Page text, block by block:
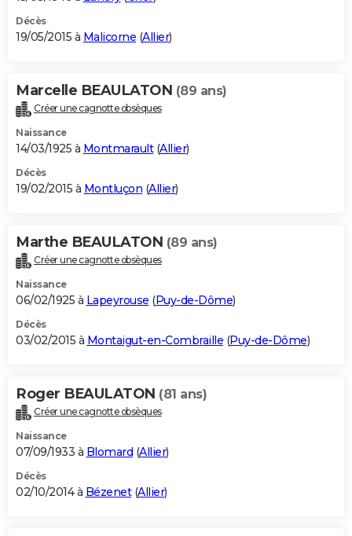
Décès
19/05/2015 à Malicorne (Allier)
Marcelle BEAULATON (89 ans)
Créer une cagnotte obsèques
Naissance
14/03/1925 à Montmarault(Allier)
Décès
19/02/2015 à Montluçon (Allier)
Marthe BEAULATON (89 ans)
Créer une cagnotte obsèques
Naissance
06/02/1925 à Lapeyrouse (Puy-de-Dôme)
Décès
03/02/2015 à Montaigut-en-Combraille (Puy-de-Dôme)
Roger BEAULATON (81 ans)
Créer une cagnotte obsèques
Naissance
07/09/1933 à Blomard (Allier)
Décès
02/10/2014 à Bézenet(Allier)